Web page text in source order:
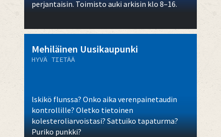
perjantaisin. Toimisto auki arkisin klo 8–16.
Mehiläinen Uusikaupunki
HYVÄ TIETÄÄ
lskikö flunssa? Onko aika verenpainetaudin
kontrollille? Oletko tietoinen
kolesteroliarvoistasi? Sattuiko tapaturma?
Puriko punkki?